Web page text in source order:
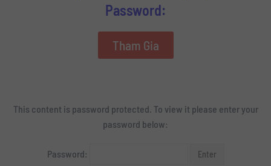
Password:
Tham Gia
This content is password protected. To view it please enter your
password below:
Password: